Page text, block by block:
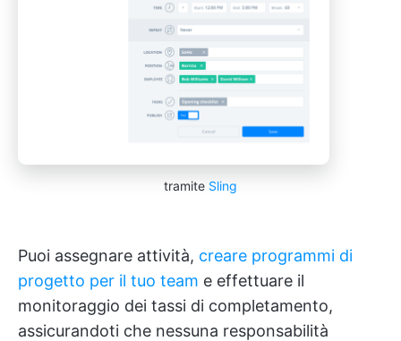
tramite Sling
Puoi assegnare attività, creare programmi di
progetto per il tuo team e effettuare il
monitoraggio dei tassi di completamento,
assicurandoti che nessuna responsabilità